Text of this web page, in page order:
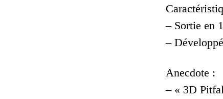
– Sortie en
–
Anecdote :
– « 3D